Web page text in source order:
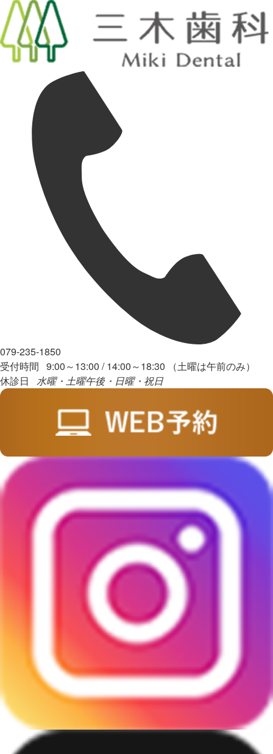
079-235-1850
受付時間 9:00～13:00 / 14:00～18:30 （土曜は午前のみ）
休診日 水曜・土曜午後・日曜・祝日